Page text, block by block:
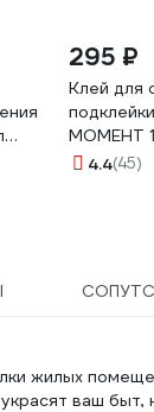
295 ₽
Клей для
МОМЕНТ
4.4(45)
жилых
ваш